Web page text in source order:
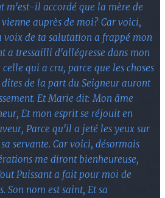
m'est-il accordé que la mère de
auprès de moi? Car voici,
voix de ta salutation a frappé mon
a tressailli d'allégresse dans mon
celle qui a cru, parce que les choses
de la part du Seigneur auront
Et Marie dit: Mon âme
Et mon esprit se réjouit en
Parce qu'il a jeté les yeux sur
sa servante. Car voici, désormais
me diront bienheureuse,
Puissant a fait pour moi de
Son nom est saint, Et sa